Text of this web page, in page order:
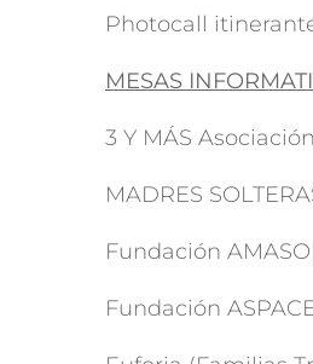
Photocall
MESAS
3 Y MÁS
MADRES
Fundación
Fundación